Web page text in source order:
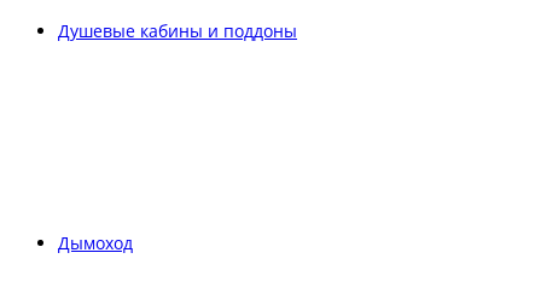
Душевые кабины и поддоны
Дымоход